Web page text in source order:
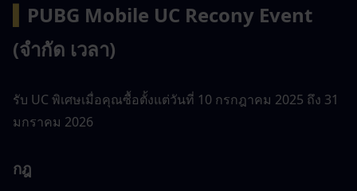
PUBG Mobile UC Recony Event
(จำกัด เวลา)
รับ UC พิเศษเมื่อคุณซื้อตั้งแต่วันที่ 10 กรกฎาคม 2025 ถึง 31
มกราคม 2026
กฎ